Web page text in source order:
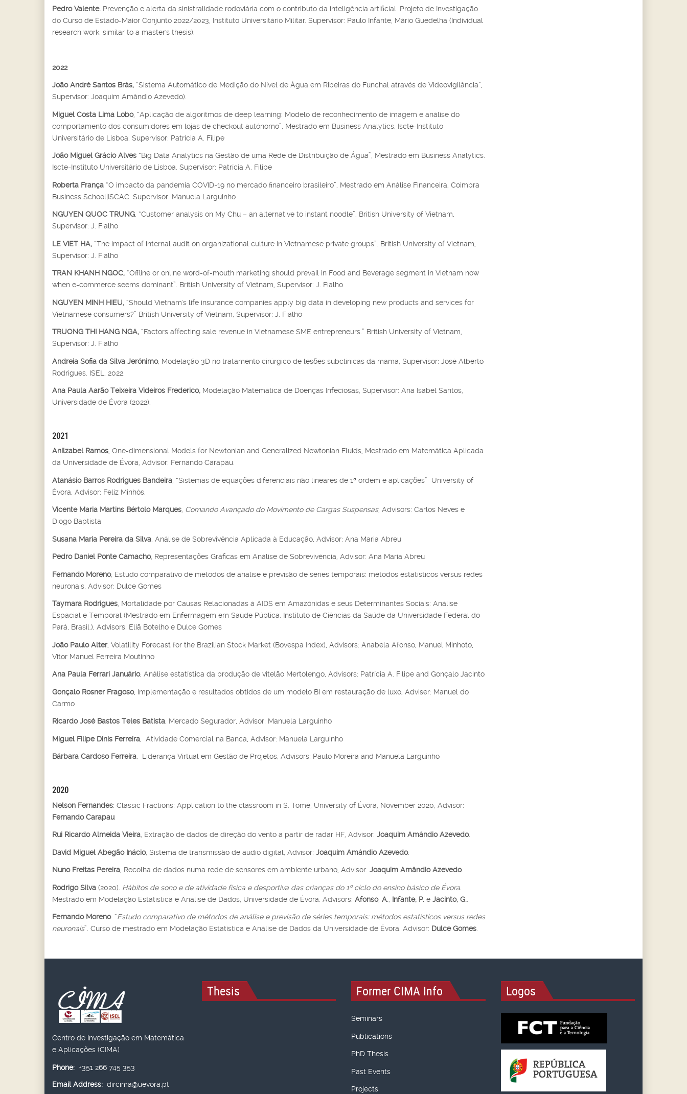
Pedro Valente. Prevenção e alerta da sinistralidade rodoviária com o contributo da inteligência artificial. Projeto de Investigação
do Curso de Estado-Maior Conjunto 2022/2023, Instituto Universitário Militar. Supervisor: Paulo Infante, Mário Guedelha (Individual
research work, similar to a master's thesis).
2022
João André Santos Brás, “Sistema Automático de Medição do Nível de Água em Ribeiras do Funchal através de Videovigilância”,
Supervisor: Joaquim Amândio Azevedo).
Miguel Costa Lima Lobo, “Aplicação de algoritmos de deep learning: Modelo de reconhecimento de imagem e análise do
comportamento dos consumidores em lojas de checkout autónomo”, Mestrado em Business Analytics. Iscte-Instituto
Universitário de Lisboa. Supervisor: Patrícia A. Filipe
João Miguel Grácio Alves “Big Data Analytics na Gestão de uma Rede de Distribuição de Água”, Mestrado em Business Analytics.
Iscte-Instituto Universitário de Lisboa. Supervisor: Patrícia A. Filipe
Roberta França “O impacto da pandemia COVID-19 no mercado financeiro brasileiro”, Mestrado em Análise Financeira, Coimbra
Business School|ISCAC. Supervisor: Manuela Larguinho
NGUYEN QUOC TRUNG , “Customer analysis on My Chu – an alternative to instant noodle”. British University of Vietnam,
Supervisor: J. Fialho
LE VIET HA, “The impact of internal audit on organizational culture in Vietnamese private groups”. British University of Vietnam,
Supervisor: J. Fialho
TRAN KHANH NGOC, “Offline or online word-of-mouth marketing should prevail in Food and Beverage segment in Vietnam now
when e-commerce seems dominant”. British University of Vietnam, Supervisor: J. Fialho
NGUYEN MINH HIEU, “Should Vietnam's life insurance companies apply big data in developing new products and services for
Vietnamese consumers?” British University of Vietnam, Supervisor: J. Fialho
TRUONG THI HANG NGA, “Factors affecting sale revenue in Vietnamese SME entrepreneurs.” British University of Vietnam,
Supervisor: J. Fialho
Andreia Sofia da Silva Jerónimo, Modelação 3D no tratamento cirúrgico de lesões subclínicas da mama, Supervisor: José Alberto
Rodrigues. ISEL, 2022.
Ana Paula Aarão Teixeira Videiros Frederico, Modelação Matemática de Doenças Infeciosas, Supervisor: Ana Isabel Santos,
Universidade de Évora (2022).
2021
Anilzabel Ramos, One-dimensional Models for Newtonian and Generalized Newtonian Fluids, Mestrado em Matemática Aplicada
da Universidade de Évora, Advisor: Fernando Carapau.
Atanásio Barros Rodrigues Bandeira , “Sistemas de equações diferenciais não lineares de 1ª ordem e aplicações” University of
Évora, Advisor: Feliz Minhós.
Vicente Maria Martins Bértolo Marques, Comando Avançado do Movimento de Cargas Suspensas, Advisors: Carlos Neves e
Diogo Baptista
Susana Maria Pereira da Silva , Análise de Sobrevivência Aplicada à Educação, Advisor: Ana Maria Abreu
Pedro Daniel Ponte Camacho, Representações Gráficas em Análise de Sobrevivência, Advisor: Ana Maria Abreu
Fernando Moreno, Estudo comparativo de métodos de análise e previsão de séries temporais: métodos estatísticos versus redes
neuronais, Advisor: Dulce Gomes
Taymara Rodrigues, Mortalidade por Causas Relacionadas à AIDS em Amazônidas e seus Determinantes Sociais: Análise
Espacial e Temporal (Mestrado em Enfermagem em Saúde Pública. Instituto de Ciências da Saúde da Universidade Federal do
Pará, Brasil.), Advisors: Eliã Botelho e Dulce Gomes
João Paulo Alter, Volatility Forecast for the Brazilian Stock Market (Bovespa Index), Advisors: Anabela Afonso, Manuel Minhoto,
Vitor Manuel Ferreira Moutinho
Ana Paula Ferrari Januário, Análise estatística da produção de vitelão Mertolengo, Advisors: Patrícia A. Filipe and Gonçalo Jacinto
Gonçalo Rosner Fragoso, Implementação e resultados obtidos de um modelo BI em restauração de luxo, Adviser: Manuel do
Carmo
Ricardo José Bastos Teles Batista, Mercado Segurador, Advisor: Manuela Larguinho
Miguel Filipe Dinis Ferreira , Atividade Comercial na Banca, Advisor: Manuela Larguinho
Bárbara Cardoso Ferreira, Liderança Virtual em Gestão de Projetos, Advisors: Paulo Moreira and Manuela Larguinho
2020
Nelson Fernandes: Classic Fractions: Application to the classroom in S. Tomé, University of Évora, November 2020, Advisor:
Fernando Carapau
Rui Ricardo Almeida Vieira , Extração de dados de direção do vento a partir de radar HF, Advisor: Joaquim Amândio Azevedo.
David Miguel Abegão Inácio, Sistema de transmissão de áudio digital, Advisor: Joaquim Amândio Azevedo.
Nuno Freitas Pereira , Recolha de dados numa rede de sensores em ambiente urbano, Advisor: Joaquim Amândio Azevedo.
Rodrigo Silva (2020). Hábitos de sono e de atividade física e desportiva das crianças do 1º ciclo do ensino básico de Évora
Mestrado em Modelação Estatística e Análise de Dados, Universidade de Évora. Advisors: Afonso, A. Infante, P. e Jacinto, G.
Fernando Moreno. “Estudo comparativo de métodos de análise e previsão de séries temporais: métodos estatísticos versus redes
neuronais”. Curso de mestrado em Modelação Estatística e Análise de Dados da Universidade de Évora. Advisor: Dulce Gomes
Centro de Investigação em Matemática
e Aplicações (CIMA)
Phone: +351 266 745 353
Email Address: dircima@uevora.pt
Thesis Former CIMA Info
Seminars
Publications
PhD Thesis
Past Events
Projects
Logos